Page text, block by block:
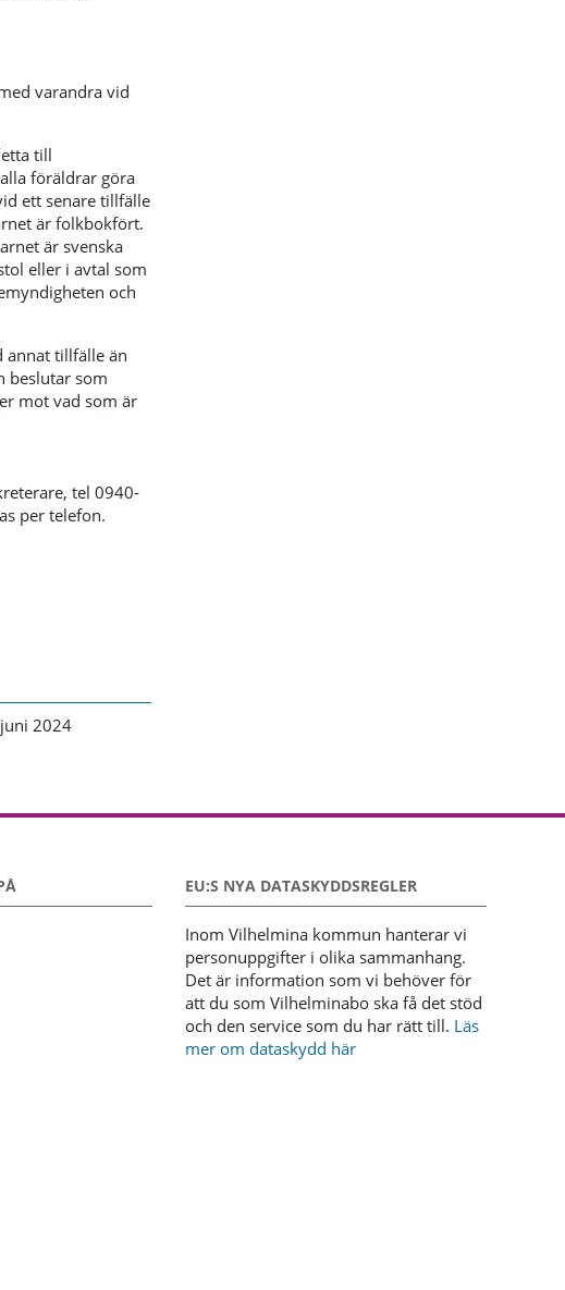
varandra vid
till
föräldrar göra
ett senare tillfälle
är folkbokfört.
är svenska
eller i avtal som
och
annat tillfälle än
beslutar som
mot vad som är
tel 0940-
per telefon.
2024
EU:S NYA DATASKYDDSREGLER
Inom Vilhelmina kommun hanterar vi
personuppgifter i olika sammanhang.
Det är information som vi behöver för
att du som Vilhelminabo ska få det stöd
och den service som du har rätt till. Läs
mer om dataskydd här